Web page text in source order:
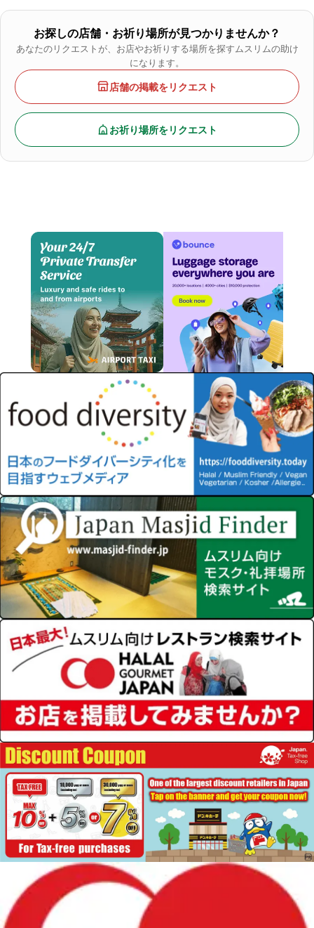
お探しの店舗・お祈り場所が見つかりませんか？
あなたのリクエストが、お店やお祈りする場所を探すムスリムの助け
になります。
店舗の掲載をリクエスト
お祈り場所をリクエスト